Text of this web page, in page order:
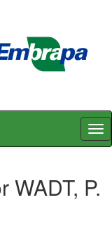
WADT, P.